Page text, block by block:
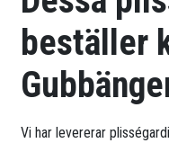
beställer
Vi har levererar